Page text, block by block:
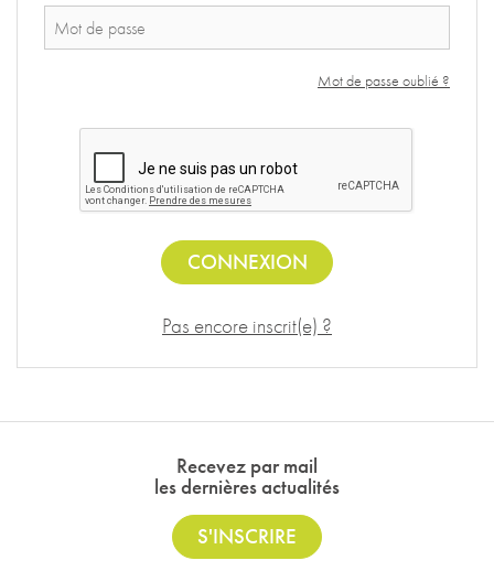
Mot de passe oublié ?
CONNEXION
Pas encore inscrit(e) ?
Recevez par mail
les dernières actualités
S'INSCRIRE